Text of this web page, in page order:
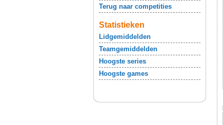
Terug naar competities
Statistieken
Lidgemiddelden
Teamgemiddelden
Hoogste series
Hoogste games